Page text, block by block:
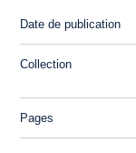
Date de publication
Collection
Pages